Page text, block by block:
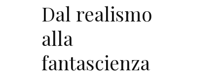
Dal realismo
alla
fantascienza